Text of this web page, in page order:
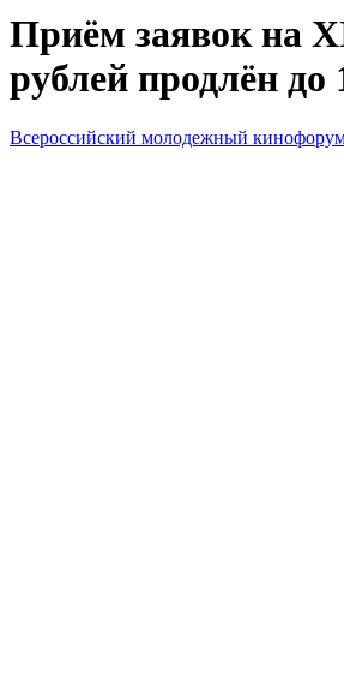
Приём заявок на
рублей продлён до
Всероссийский молодежный